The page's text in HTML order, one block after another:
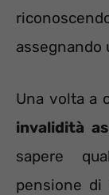
assegnando
Una volta a
invalidità
sapere
pensione di